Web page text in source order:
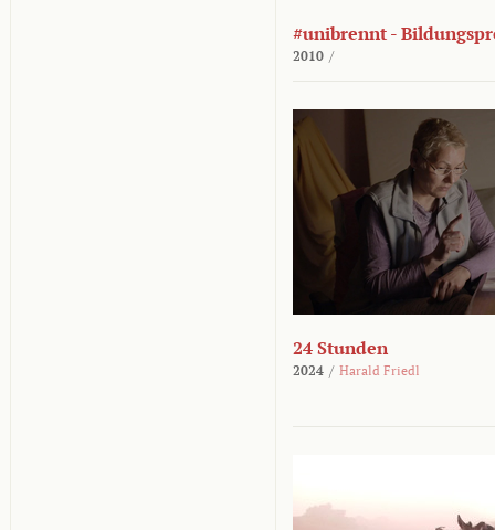
#unibrennt -
2010 /
24 Stunden
2024 / Harald Friedl